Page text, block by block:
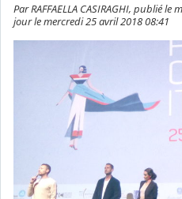
Par RAFFAELLA CASIRAGHI, publié
jour le mercredi 25 avril 2018 08:41